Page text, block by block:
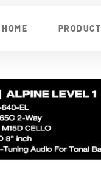
HOME PRODUCT